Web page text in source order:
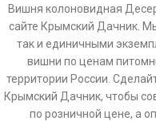
Вишня колоновидная
сайте Крымский Дачник.
так и единичными
вишни по ценам
территории России.
Крымский Дачник, чтобы
по розничной цене, а